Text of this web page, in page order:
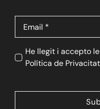
He llegit i accepto
Política de